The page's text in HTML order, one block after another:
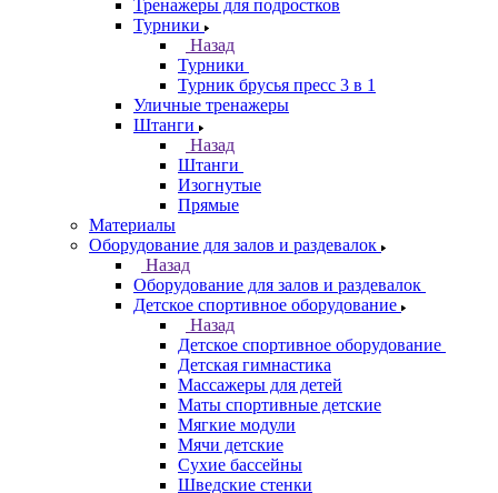
Тренажеры для подростков
Турники
Назад
Турники
Турник брусья пресс 3 в 1
Уличные тренажеры
Штанги
Назад
Штанги
Изогнутые
Прямые
Материалы
Оборудование для залов и раздевалок
Назад
Оборудование для залов и раздевалок
Детское спортивное оборудование
Назад
Детское спортивное оборудование
Детская гимнастика
Массажеры для детей
Маты спортивные детские
Мягкие модули
Мячи детские
Сухие бассейны
Шведские стенки